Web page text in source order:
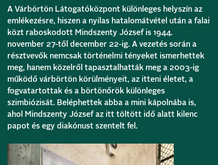
A Várbörtön Látogatóközpont különleges helyszín az
emlékezésre, hiszen a nyilas hatalomátvétel után a falai
közt raboskodott Mindszenty József is 1944.
november 27-től december 22-ig. A vezetés során a
résztvevők nemcsak történelmi tényeket ismerhettek
meg, hanem közelről tapasztalhatták meg a 2003-ig
működő várbörtön körülményeit, az itteni életet, a
fogvatartottak és a börtönőrök különleges
szimbiózisát. Beléphettek abba a mini kápolnába is,
ahol Mindszenty József az itt töltött idő alatt kilenc
papot és egy diakónust szentelt fel.